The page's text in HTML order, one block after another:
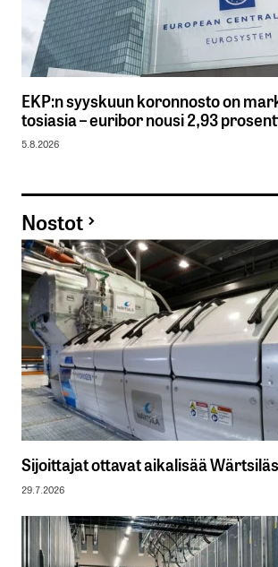
EKP:n syyskuun koronnosto on
tosiasia – euribor nousi 2,93
5.8.2026
Nostot
Sijoittajat ottavat aikalisää
29.7.2026